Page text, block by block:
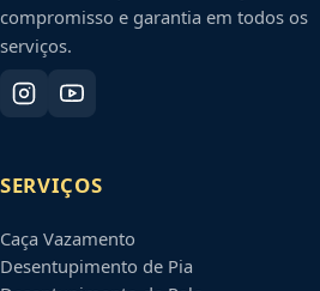
compromisso e garantia em todos os
serviços.
SERVIÇOS
Caça Vazamento
Desentupimento de Pia